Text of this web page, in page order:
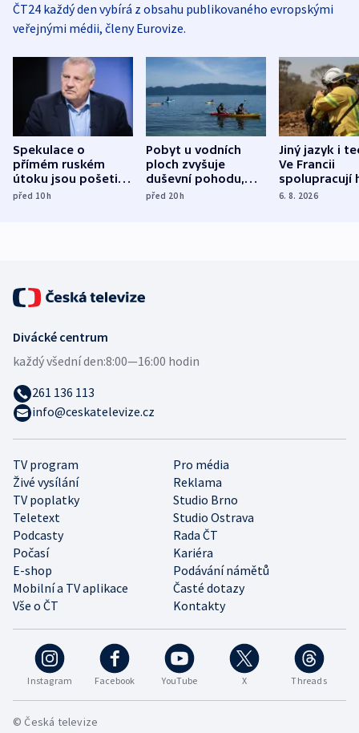
ČT24 každý den vybírá z obsahu publikovaného evropskými
veřejnými médii, členy Eurovize.
Spekulace o
přímém ruském
útoku jsou pošetilé,
míní estonský
před 10h
Pobyt u vodních
ploch zvyšuje
duševní pohodu,
ukázala
před 20h
Jiný jazyk i
Ve Francii
spolupracují
různých zemí
6. 8. 2026
Instagram Facebook YouTube X Threads
TV program
Pro média
Živé vysílání
Reklama
TV poplatky
Studio Brno
Teletext
Studio Ostrava
Podcasty
Rada ČT
Počasí
Kariéra
E-shop
Podávání námětů
Mobilní a TV aplikace
Časté dotazy
Vše o ČT
Kontakty
Divácké centrum
každý všední den:8:00—16:00 hodin
261 136 113
info@ceskatelevize.cz
© Česká televize